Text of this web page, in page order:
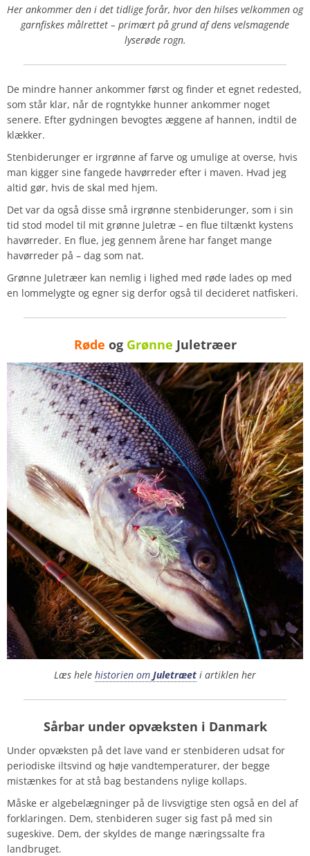
Her ankommer den i det tidlige forår, hvor den hilses velkommen og
garnfiskes målrettet – primært på grund af dens velsmagende
lyserøde rogn.
De mindre hanner ankommer først og finder et egnet redested,
som står klar, når de rogntykke hunner ankommer noget
senere. Efter gydningen bevogtes æggene af hannen, indtil de
klækker.
Stenbiderunger er irgrønne af farve og umulige at overse, hvis
man kigger sine fangede havørreder efter i maven. Hvad jeg
altid gør, hvis de skal med hjem.
Det var da også disse små irgrønne stenbiderunger, som i sin
tid stod model til mit grønne Juletræ – en flue tiltænkt kystens
havørreder. En flue, jeg gennem årene har fanget mange
havørreder på – dag som nat.
Grønne Juletræer kan nemlig i lighed med røde lades op med
en lommelygte og egner sig derfor også til decideret natfiskeri.
Røde og Grønne Juletræer
Læs hele historien om Juletræet i artiklen her
Sårbar under opvæksten i Danmark
Under opvæksten på det lave vand er stenbideren udsat for
periodiske iltsvind og høje vandtemperaturer, der begge
mistænkes for at stå bag bestandens nylige kollaps.
Måske er algebelægninger på de livsvigtige sten også en del af
forklaringen. Dem, stenbideren suger sig fast på med sin
sugeskive. Dem, der skyldes de mange næringssalte fra
landbruget.